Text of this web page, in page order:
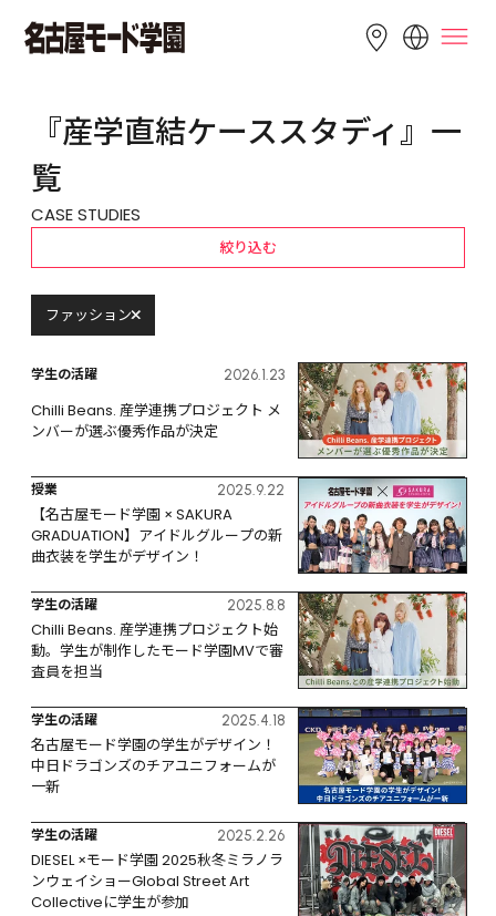
English 简体中文 繁體中文
『産学直結ケーススタディ』一
覧
CASE STUDIES
絞り込む
ファッション
学生の活躍 2026.1.23
Chilli Beans. 産学連携プロジェクト メ
ンバーが選ぶ優秀作品が決定
授業 2025.9.22
【名古屋モード学園 × SAKURA
GRADUATION】アイドルグループの新
曲衣装を学生がデザイン！
学生の活躍 2025.8.8
Chilli Beans. 産学連携プロジェクト始
動。学生が制作したモード学園MVで審
査員を担当
学生の活躍 2025.4.18
名古屋モード学園の学生がデザイン！
中日ドラゴンズのチアユニフォームが
一新
学生の活躍 2025.2.26
DIESEL ×モード学園 2025秋冬ミラノラ
ンウェイショーGlobal Street Art
Collectiveに学生が参加